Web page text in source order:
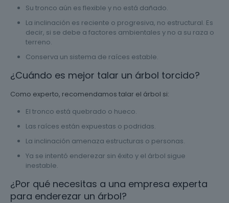
Su tronco aún es flexible y no está dañado.
La inclinación es reciente o progresiva, no estructural. Es
decir, si se debe a factores ambientales y no a su raza o
terreno.
Conserva un sistema de raíces estable.
¿Cuándo es mejor talar un árbol torcido?
Como experto, recomendamos talar el árbol si:
El tronco está quebrado o hueco.
Las raíces están expuestas o podridas.
La inclinación amenaza estructuras o personas.
Ya se intentó enderezar sin éxito y el árbol sigue
inestable.
¿Por qué necesitas a una empresa experta
para enderezar un árbol?